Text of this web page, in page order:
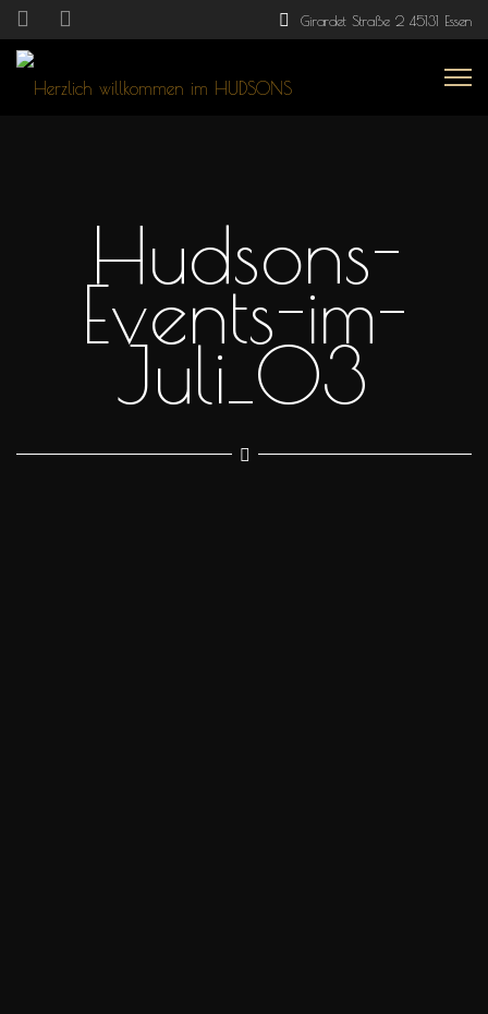
Girardet Straße 2 45131 Essen
Hudsons-
Events-im-
Juli_03